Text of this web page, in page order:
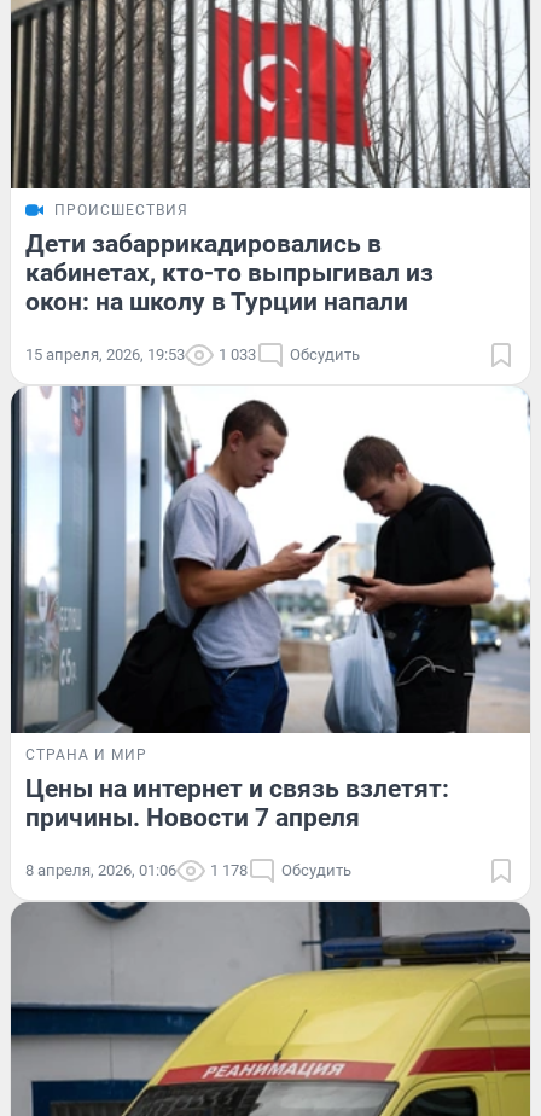
ПРОИСШЕСТВИЯ
Дети забаррикадировались в
кабинетах, кто-то выпрыгивал из
окон: на школу в Турции напали
15 апреля, 2026, 19:53 1 033 Обсудить
СТРАНА И МИР
Цены на интернет и связь взлетят:
причины. Новости 7 апреля
8 апреля, 2026, 01:06 1 178 Обсудить